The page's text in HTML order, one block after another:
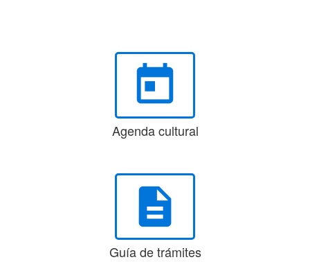
today
Agenda cultural
description
Guía de trámites